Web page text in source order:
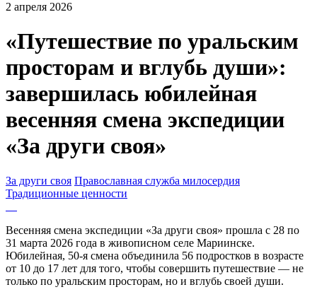
2 апреля 2026
«Путешествие по уральским
просторам и вглубь души»:
завершилась юбилейная
весенняя смена экспедиции
«За други своя»
За други своя Православная служба милосердия
Традиционные ценности
Весенняя смена экспедиции «За други своя» прошла с 28 по
31 марта 2026 года в живописном селе Мариинске.
Юбилейная, 50-я смена объединила 56 подростков в возрасте
от 10 до 17 лет для того, чтобы совершить путешествие — не
только по уральским просторам, но и вглубь своей души.